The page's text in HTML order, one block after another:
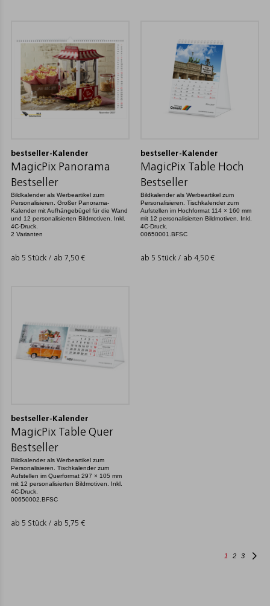
bestseller-Kalender
MagicPix Panorama
Bestseller
Bildkalender als Werbeartikel zum
Personalisieren. Großer Panorama-
Kalender mit Aufhängebügel für die Wand
und 12 personalisierten Bildmotiven. Inkl.
4C-Druck.
2 Varianten
ab 5 Stück / ab 7,50 €
bestseller-Kalender
MagicPix Table Hoch
Bestseller
Bildkalender als Werbeartikel zum
Personalisieren. Tischkalender zum
Aufstellen im Hochformat 114 × 160 mm
mit 12 personalisierten Bildmotiven. Inkl.
4C-Druck.
00650001.BFSC
ab 5 Stück / ab 4,50 €
bestseller-Kalender
MagicPix Table Quer
Bestseller
Bildkalender als Werbeartikel zum
Personalisieren. Tischkalender zum
Aufstellen im Querformat 297 × 105 mm
mit 12 personalisierten Bildmotiven. Inkl.
4C-Druck.
00650002.BFSC
ab 5 Stück / ab 5,75 €
1 2 3